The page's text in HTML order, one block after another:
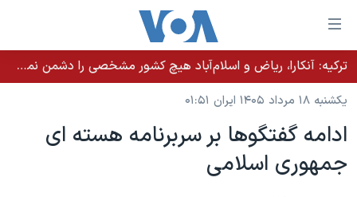
لینکهای
قابل
دسترسی
جهش
محتوای
اصلی
خانه
نسخه سبک وب‌سایت
موضوع ها
ایران
برنامه های تلویزیونی
ترکیه: آنکارا، ریاض و اسلام‌آباد هیچ کشور مشخصی را دشمن نمی‌دانند مگر اینکه آن کشور اقدام خصمانه‌ای انجام دهد
یکشنبه ۱۸ مرداد ۱۴۰۵ ایران ۰۱:۵۱
ادامه گفتگوها بر سربرنامه هسته ای
جمهوری اسلامی